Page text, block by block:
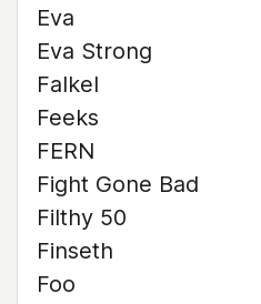
Eva
Eva Strong
Falkel
Feeks
FERN
Fight Gone Bad
Filthy 50
Finseth
Foo